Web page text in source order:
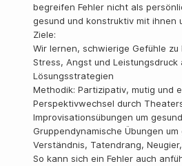
begreifen Fehler nicht als
gesund und konstruktiv mit ihnen
Ziele:
Wir lernen, schwierige Gefühle
Stress, Angst und
Lösungsstrategien
Methodik: Partizipativ, mutig und
Perspektivwechsel durch
Improvisationsübungen um
Gruppendynamische Übungen
Verständnis, Tatendrang,
So kann sich ein Fehler auch